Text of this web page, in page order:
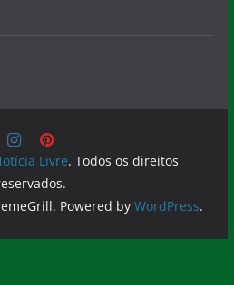
Livre. Todos os direitos
Powered by WordPress.